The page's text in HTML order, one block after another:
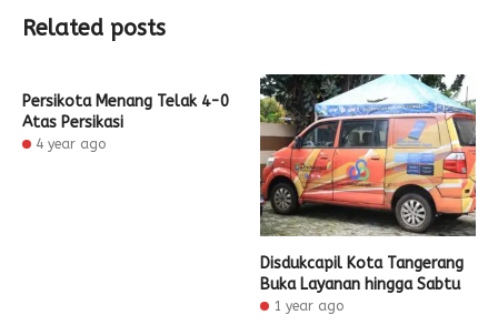
Related posts
Persikota Menang Telak 4-0
Atas Persikasi
4 year ago
Disdukcapil Kota Tangerang
Buka Layanan hingga Sabtu
1 year ago